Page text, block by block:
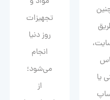
یا
تجهیزات
روز دنیا
انجام
می‌شود؛
از